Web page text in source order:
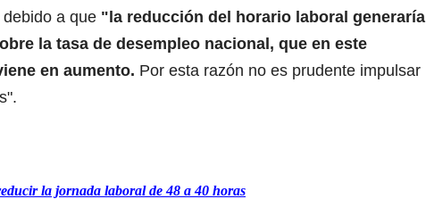
a que "la reducción del horario laboral generaría
la tasa de desempleo nacional, que en este
en aumento. Por esta razón no es prudente impulsar
la jornada laboral de 48 a 40 horas